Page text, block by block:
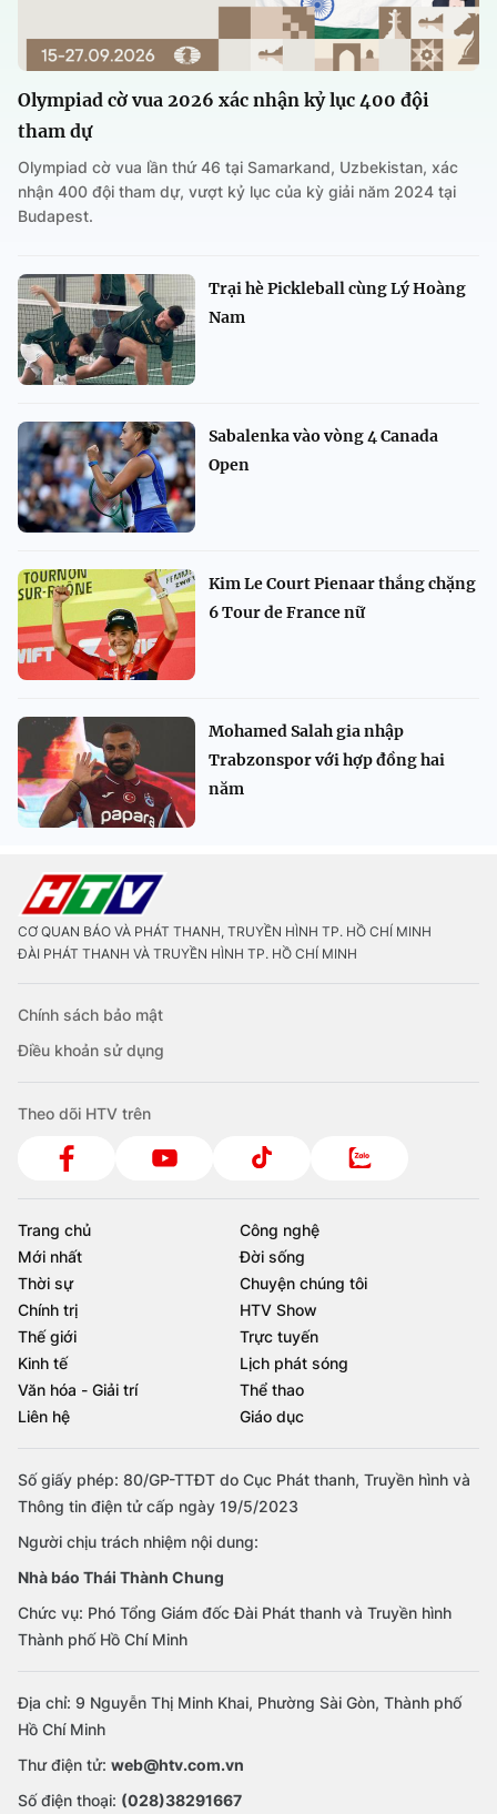
Olympiad cờ vua 2026 xác nhận kỷ lục 400 đội
tham dự
Olympiad cờ vua lần thứ 46 tại Samarkand, Uzbekistan, xác
nhận 400 đội tham dự, vượt kỷ lục của kỳ giải năm 2024 tại
Budapest.
Trại hè Pickleball cùng Lý Hoàng
Nam
Sabalenka vào vòng 4 Canada
Open
Kim Le Court Pienaar thắng chặng
6 Tour de France nữ
Mohamed Salah gia nhập
Trabzonspor với hợp đồng hai
năm
CƠ QUAN BÁO VÀ PHÁT THANH, TRUYỀN HÌNH TP. HỒ CHÍ MINH
ĐÀI PHÁT THANH VÀ TRUYỀN HÌNH TP. HỒ CHÍ MINH
Chính sách bảo mật
Điều khoản sử dụng
Theo dõi HTV trên
Trang chủ
Công nghệ
Mới nhất
Đời sống
Thời sự
Chuyện chúng tôi
Chính trị
HTV Show
Thế giới
Trực tuyến
Kinh tế
Lịch phát sóng
Văn hóa - Giải trí
Thể thao
Liên hệ
Giáo dục
Số giấy phép: 80/GP-TTĐT do Cục Phát thanh, Truyền hình và
Thông tin điện tử cấp ngày 19/5/2023
Người chịu trách nhiệm nội dung:
Nhà báo Thái Thành Chung
Chức vụ: Phó Tổng Giám đốc Đài Phát thanh và Truyền hình
Thành phố Hồ Chí Minh
Địa chỉ: 9 Nguyễn Thị Minh Khai, Phường Sài Gòn, Thành phố
Hồ Chí Minh
Thư điện tử: web@htv.com.vn
Số điện thoại: (028)38291667